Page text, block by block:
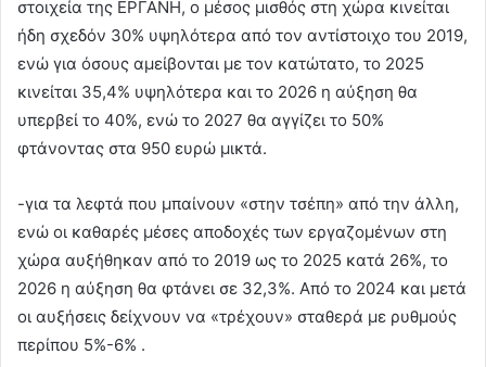
στοιχεία της ΕΡΓΑΝΗ, ο μέσος μισθός στη χώρα κινείται
ήδη σχεδόν 30% υψηλότερα από τον αντίστοιχο του 2019,
ενώ για όσους αμείβονται με τον κατώτατο, το 2025
κινείται 35,4% υψηλότερα και το 2026 η αύξηση θα
υπερβεί το 40%, ενώ το 2027 θα αγγίζει το 50%
φτάνοντας στα 950 ευρώ μικτά.
-για τα λεφτά που μπαίνουν «στην τσέπη» από την άλλη,
ενώ οι καθαρές μέσες αποδοχές των εργαζομένων στη
χώρα αυξήθηκαν από το 2019 ως το 2025 κατά 26%, το
2026 η αύξηση θα φτάνει σε 32,3%. Από το 2024 και μετά
οι αυξήσεις δείχνουν να «τρέχουν» σταθερά με ρυθμούς
περίπου 5%-6% .